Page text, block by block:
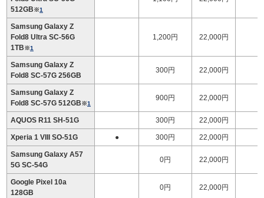
512GB※1
Samsung Galaxy Z
Fold8 Ultra SC-56G
1TB※1
1,200円 22,000円
Samsung Galaxy Z
Fold8 SC-57G 256GB
300円 22,000円
Samsung Galaxy Z
Fold8 SC-57G 512GB※1
900円 22,000円
AQUOS R11 SH-51G 300円 22,000円
Xperia 1 VIII SO-51G ● 300円 22,000円
Samsung Galaxy A57
5G SC-54G
0円 22,000円
Google Pixel 10a
128GB
0円 22,000円